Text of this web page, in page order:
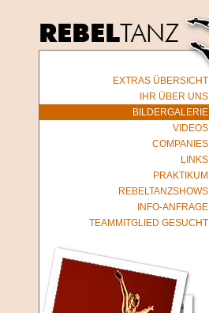
EXTRAS ÜBERSICHT
IHR ÜBER UNS
BILDERGALERIE
VIDEOS
COMPANIES
LINKS
PRAKTIKUM
REBELTANZSHOWS
INFO-ANFRAGE
TEAMMITGLIED GESUCHT